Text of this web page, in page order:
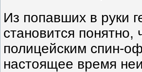
Из попавших в руки
становится
полицейским спин-
настоящее время